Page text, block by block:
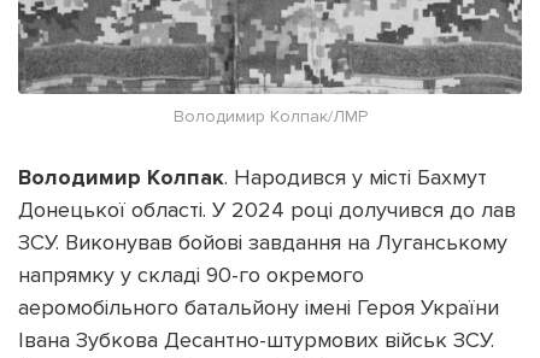
Володимир Колпак/ЛМР
Володимир Колпак. Народився у місті Бахмут
Донецької області. У 2024 році долучився до лав
ЗСУ. Виконував бойові завдання на Луганському
напрямку у складі 90-го окремого
аеромобільного батальйону імені Героя України
Івана Зубкова Десантно-штурмових військ ЗСУ.